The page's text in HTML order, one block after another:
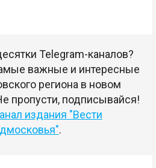
Telegram-каналов?
важные и интересные
региона в новом
пропусти, подписывайся!
издания "Вести
.